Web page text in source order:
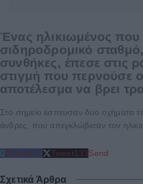
Ένας ηλικιωμένος που
σιδηροδρομικό
συνθήκες, έπεσε στις
στιγμή που περνούσε
αποτέλεσμα να βρει
Στο σημείο έσπευσαν δύο οχήματα
άνδρες, που απεγκλώβισαν τον
Share212 Tweet133Send
Σχετικά Άρθρα